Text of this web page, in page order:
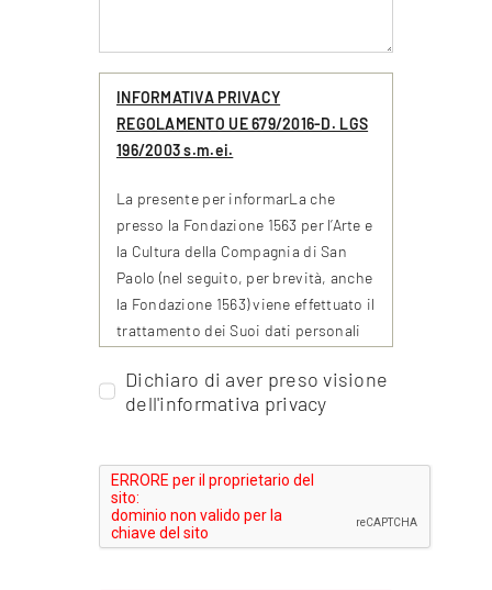
INFORMATIVA PRIVACY
REGOLAMENTO UE 679/2016-D. LGS
196/2003 s.m.ei.
La presente per informarLa che
presso la Fondazione 1563 per l’Arte e
la Cultura della Compagnia di San
Paolo (nel seguito, per brevità, anche
la Fondazione 1563) viene effettuato il
trattamento dei Suoi dati personali
679/2016 e del D. lgs 196/2003
s.m.ei..
Fondazione 1563 per l’Arte e la Cultura
della Compagnia di San Paolo in
persona del legale rappresentante
Dichiaro di aver preso visione
dell'informativa privacy